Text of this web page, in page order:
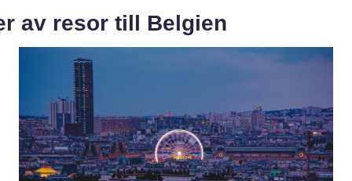
av resor till Belgien